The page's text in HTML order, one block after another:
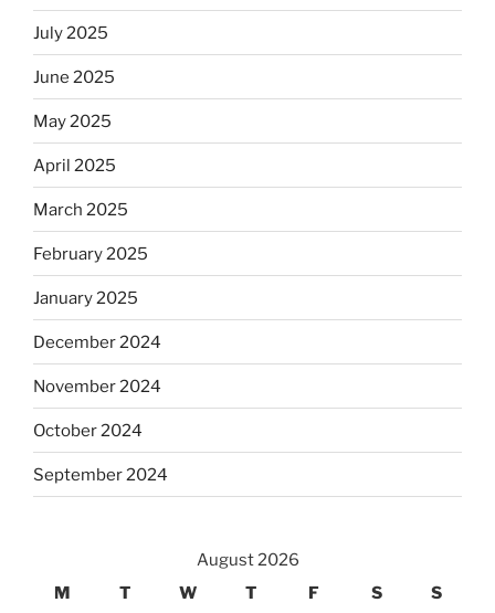
July 2025
June 2025
May 2025
April 2025
March 2025
February 2025
January 2025
December 2024
November 2024
October 2024
September 2024
August 2026
M
T W T F S S